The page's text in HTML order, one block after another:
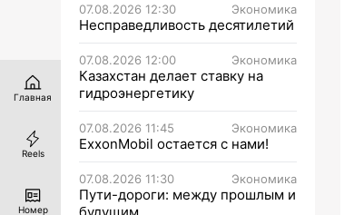
07.08.2026 12:30 Экономика
Несправедливость десятилетий
07.08.2026 12:00 Экономика
Казахстан делает ставку на
гидроэнергетику
07.08.2026 11:45 Экономика
ExxonMobil остается с нами!
07.08.2026 11:30 Экономика
Пути-дороги: между прошлым и
будущим
Главная
Reels
Номер